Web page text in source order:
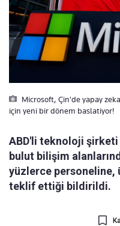
Microsoft, Çin'de yapay
için yeni bir dönem baslatiyor!
ABD'li teknoloji
bulut bilişim
yüzlerce personeline,
teklif ettiği bildirildi.